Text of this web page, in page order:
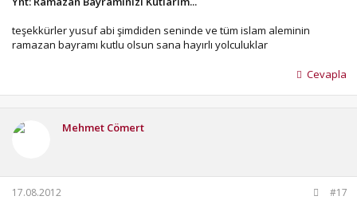
teşekkürler yusuf abi şimdiden seninde ve tüm islam aleminin
ramazan bayramı kutlu olsun sana hayırlı yolculuklar
Cevapla
Mehmet Cömert
17.08.2012 #17